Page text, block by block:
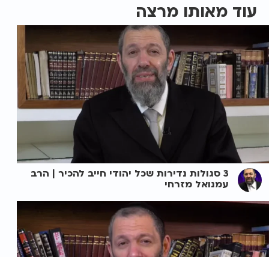
עוד מאותו מרצה
3 סגולות נדירות שכל יהודי חייב להכיר | הרב
עמנואל מזרחי